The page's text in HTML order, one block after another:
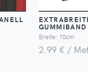
GUMMIBAND
Breite: 10cm
2.99 € /